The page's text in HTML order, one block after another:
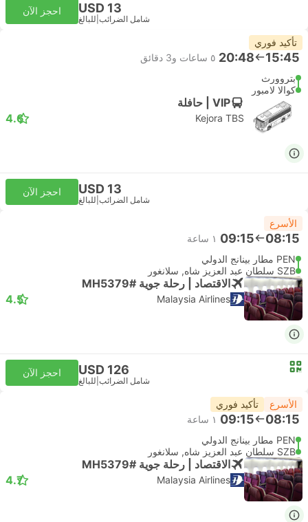
USD 13
شامل الضرائب للبالغ
احجز الآن
تأكيد فوري
15:45
20:48 ٥ ساعات و‫3 دقائق
بتروورث
كوالا لامبور
VIP | حافلة
Kejora TBS
4.6
USD 13
شامل الضرائب للبالغ
احجز الآن
الأسرع
08:15
09:15 ١ ساعة
PEN مطار بينانج الدولي
SZB سلطان عبد العزيز شاه, سلانغور
الاقتصاد | رحلة جوية #MH5379
Malaysia Airlines
4.5
USD 126
شامل الضرائب للبالغ
احجز الآن
الأسرع تأكيد فوري
08:15
09:15 ١ ساعة
PEN مطار بينانج الدولي
SZB سلطان عبد العزيز شاه, سلانغور
الاقتصاد | رحلة جوية #MH5379
Malaysia Airlines
4.7